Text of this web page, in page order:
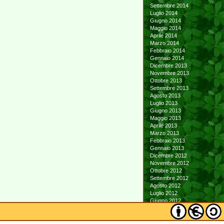
Settembre 2014
Luglio 2014
Giugno 2014
Maggio 2014
Aprile 2014
Marzo 2014
Febbraio 2014
Gennaio 2014
Dicembre 2013
Novembre 2013
Ottobre 2013
Settembre 2013
Agosto 2013
Luglio 2013
Giugno 2013
Maggio 2013
Aprile 2013
Marzo 2013
Febbraio 2013
Gennaio 2013
Dicembre 2012
Novembre 2012
Ottobre 2012
Settembre 2012
Agosto 2012
Luglio 2012
Giugno 2012
Maggio 2012
Aprile 2012